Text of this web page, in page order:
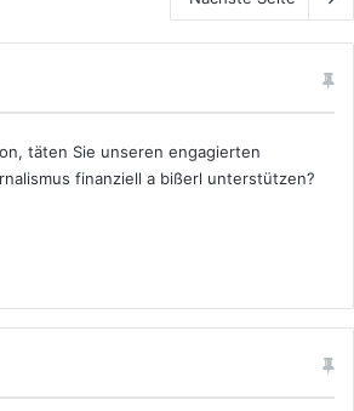
täten Sie unseren engagierten
finanziell a bißerl unterstützen?